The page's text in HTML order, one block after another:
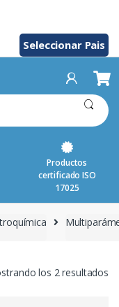
Seleccionar Pais
Productos
certificado ISO
17025
los 2 resultados